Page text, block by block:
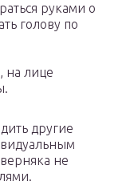
руками о
голову по
на лице
другие
не